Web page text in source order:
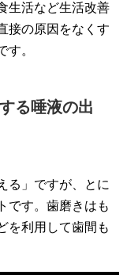
生活など生活改善
接の原因をなくす
す。
る唾液の出
る」ですが、とに
です。歯磨きはも
を利用して歯間も